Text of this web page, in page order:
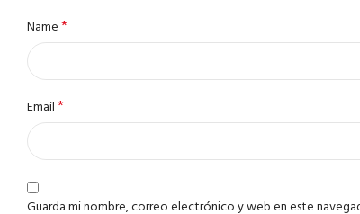
Name*
Email*
Guarda mi nombre, correo electrónico y web en este